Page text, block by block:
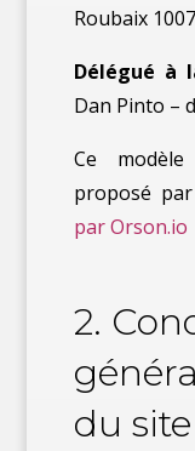
Roubaix 1007
Délégué à
Dan Pinto –
Ce
proposé
par Orson.io
2.
du